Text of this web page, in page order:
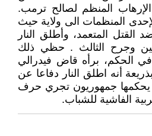
المنظم لصالح ترمب.
المنظمات الى ولاية حيث
المتعمد، وأطلق النار
وجرح الثالث . حظي ذلك
الحكم، برأه قاض فيدرالي
أنه اطلق النار دفاعا عن
يحكمها جمهوريون تجري حرف
الفاشية للشباب.